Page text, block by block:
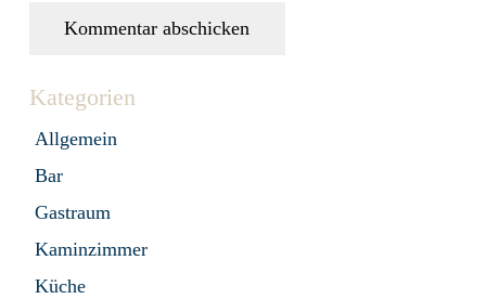
Kommentar abschicken
Kategorien
Allgemein
Bar
Gastraum
Kaminzimmer
Küche